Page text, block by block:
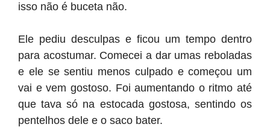
isso não é buceta não.
Ele pediu desculpas e ficou um tempo dentro
para acostumar. Comecei a dar umas reboladas
e ele se sentiu menos culpado e começou um
vai e vem gostoso. Foi aumentando o ritmo até
que tava só na estocada gostosa, sentindo os
pentelhos dele e o saco bater.